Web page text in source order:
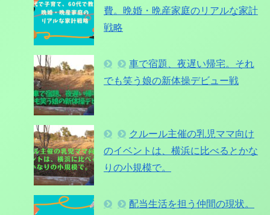
費。晩婚・晩産家庭のリアルな家計
戦略
車で宿題、夜遅い帰宅。それ
でも笑う娘の新体操デビュー戦
クルール主催の乳児ママ向け
のイベントは、横浜に比べるとかな
りの小規模で。
配当生活を担う仲間の現状。